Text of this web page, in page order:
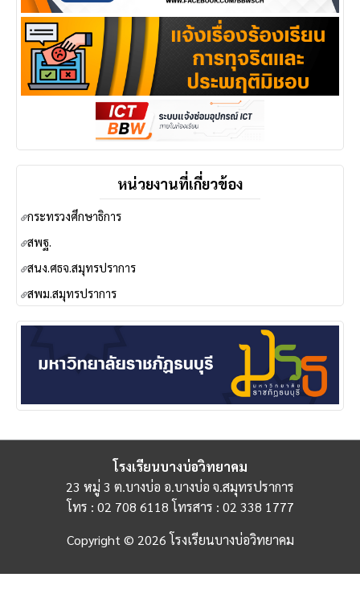
หน่วยงานที่เกี่ยวข้อง
กระทรวงศึกษาธิการ
สพฐ.
สนง.ศธจ.สมุทรปราการ
สพม.สมุทรปราการ
โรงเรียนบางบ่อวิทยาคม
23 หมู่ 3 ต.บางบ่อ อ.บางบ่อ จ.สมุทรปราการ
โทร : 02 708 6118 โทรสาร : 02 338 1777
Copyright © 2026 โรงเรียนบางบ่อวิทยาคม